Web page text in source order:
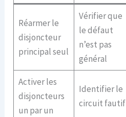
Réarmer le
disjoncteur
principal seul
Vérifier que
le défaut
n’est pas
général
Activer les
disjoncteurs
un par un
Identifier le
circuit fautif